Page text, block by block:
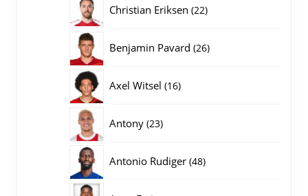
Christian Eriksen 2222
Benjamin Pavard 2626
Axel Witsel 1616
Antony 2323
Antonio Rudiger 4848